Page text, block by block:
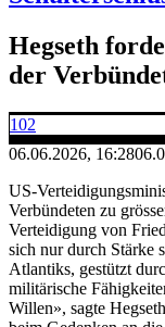
Hegseth
der
102
06.06.2026, 16:28
US-
Verbündeten zu
Verteidigung von
sich nur durch Stärke
Atlantiks, gestützt
militärische
Willen», sagte